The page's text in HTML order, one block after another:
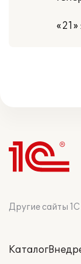
«21»
Другие сайты 1С
Каталог